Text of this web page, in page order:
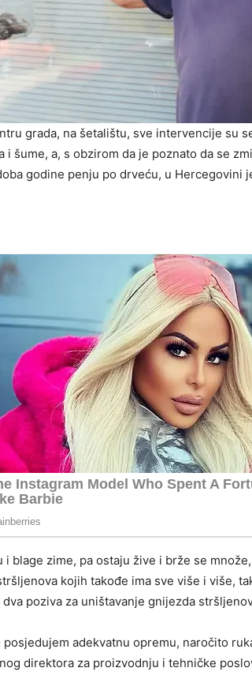
grada, na šetalištu, sve intervencije su
i šume, a, s obzirom da je poznato da se
godine penju po drveću, u Hercegovini
i blage zime, pa ostaju žive i brže se
kojih takođe ima sve više i više,
poziva za uništavanje gnijezda
posjedujem adekvatnu opremu, naročito
direktora za proizvodnju i tehničke